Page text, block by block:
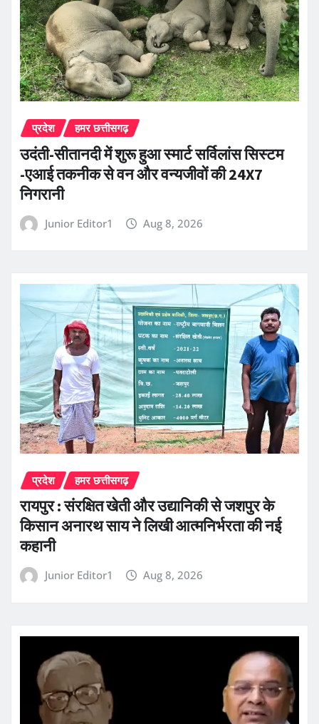
प्रदेश हमर छत्तीसगढ़
उदंती-सीतानदी में शुरू हुआ स्मार्ट सर्विलांस सिस्टम
-एआई तकनीक से वन और वन्यजीवों की 24X7
निगरानी
Junior Editor1 Aug 8, 2026
प्रदेश हमर छत्तीसगढ़
रायपुर : संरक्षित खेती और उद्यानिकी से जशपुर के
किसान अनारथ साय ने लिखी आत्मनिर्भरता की नई
कहानी
Junior Editor1 Aug 8, 2026